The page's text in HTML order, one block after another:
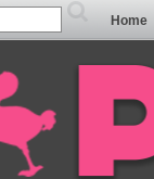
Home